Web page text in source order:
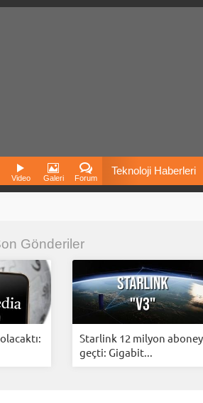
Video Galeri Forum
Teknoloji Haberleri
İnstagram
Gönderiler
Starlink 12 milyon
geçti: Gigabit...